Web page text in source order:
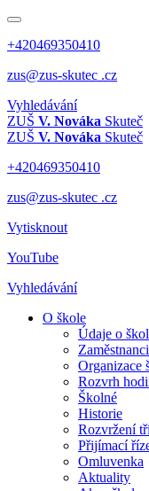
+420469350410
zus@zus-skutec .cz
Vyhledávání
ZUŠ V. Nováka Skuteč
ZUŠ V. Nováka Skuteč
+420469350410
zus@zus-skutec .cz
Vytisknout
YouTube
Vyhledávání
O škole
Údaje o
Zaměstnanci
Organizace
Rozvrh
Školné
Historie
Rozvržení
Přijímací
Omluvenka
Aktuality